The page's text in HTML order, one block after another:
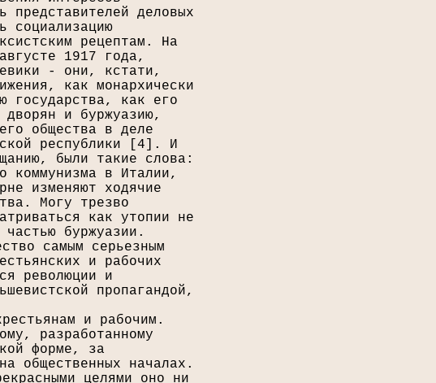
представителей деловых
социализацию
рецептам. На
1917 года,
- они, кстати,
как монархически
государства, как его
и буржуазию,
общества в деле
республики [ 4 ]. И
были такие слова:
коммунизма в Италии,
изменяют ходячие
Могу трезво
как утопии не
буржуазии.
самым серьезным
и рабочих
революции и
пропагандой,
и рабочим.
разработанному
форме, за
общественных началах.
целями оно ни